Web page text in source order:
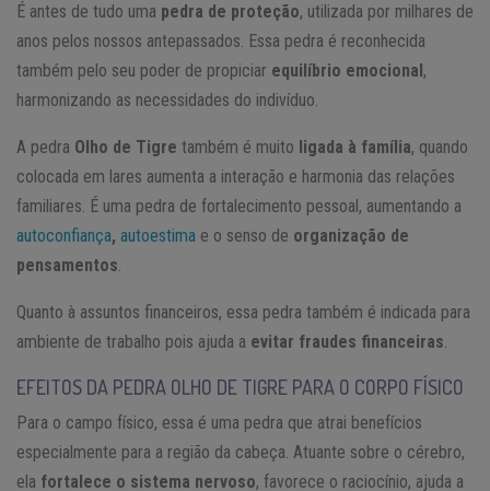
É antes de tudo uma pedra de proteção, utilizada por milhares de
anos pelos nossos antepassados. Essa pedra é reconhecida
também pelo seu poder de propiciar equilíbrio emocional,
harmonizando as necessidades do indivíduo.
A pedra Olho de Tigre também é muito ligada à família, quando
colocada em lares aumenta a interação e harmonia das relações
familiares. É uma pedra de fortalecimento pessoal, aumentando a
autoconfiança, autoestima e o senso de organização de
pensamentos.
Quanto à assuntos financeiros, essa pedra também é indicada para
ambiente de trabalho pois ajuda a evitar fraudes financeiras.
EFEITOS DA PEDRA OLHO DE TIGRE PARA O CORPO FÍSICO
Para o campo físico, essa é uma pedra que atrai benefícios
especialmente para a região da cabeça. Atuante sobre o cérebro,
ela fortalece o sistema nervoso, favorece o raciocínio, ajuda a